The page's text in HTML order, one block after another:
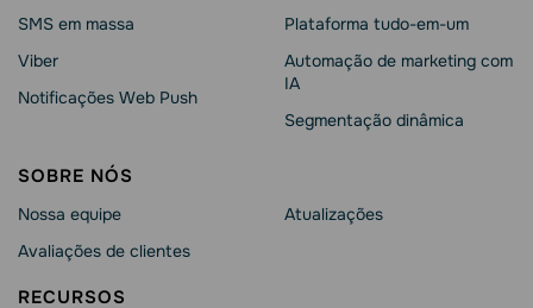
SMS em massa
Viber
Notificações Web Push
Plataforma tudo-em-um
Automação de marketing com
IA
Segmentação dinâmica
SOBRE NÓS
Nossa equipe
Avaliações de clientes
Atualizações
RECURSOS